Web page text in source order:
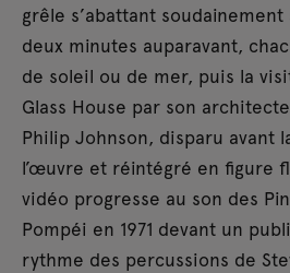
grêle s’abattant
deux minutes auparavant,
de soleil ou de mer, puis la
Glass House par son
Philip Johnson, disparu avant
l’œuvre et réintégré en figure
vidéo progresse au son des
Pompéi en 1971 devant un
rythme des percussions de